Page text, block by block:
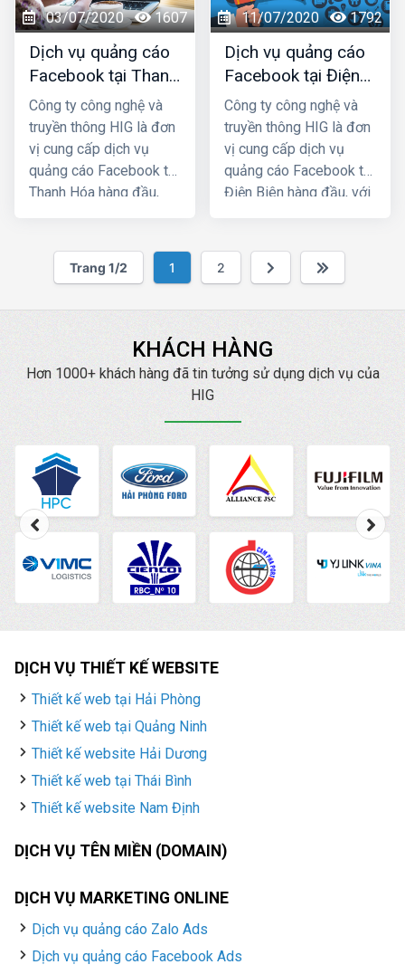
chắc chắn sẽ giúp quý
khách phát triển kinh
doanh nhanh chóng.
chắc chắn sẽ giúp quý
khách phát triển kinh
doanh nhanh chóng.
03/07/2020 1607
Dịch vụ quảng cáo
Facebook tại Thanh
Hóa giá rẻ, uy tín
Công ty công nghệ và
truyền thông HIG là đơn
vị cung cấp dịch vụ
quảng cáo Facebook tại
Thanh Hóa hàng đầu,
cho hàng trăm khách
hàng lớn nhỏ ở Hà
chắn sẽ giúp quý khách
phát triển kinh doanh
11/07/2020 1792
Dịch vụ quảng cáo
Facebook tại Điện
Biên giá rẻ, uy tín
Công ty công nghệ và
truyền thông HIG là đơn
vị cung cấp dịch vụ
quảng cáo Facebook tại
Điện Biên hàng đầu, với
hàng trăm khách hàng
lớn nhỏ ở Hà Nội và các
khách phát triển kinh
doanh nhanh chóng.
Trang 1/2 1 2
KHÁCH HÀNG
Hơn 1000+ khách hàng đã tin tưởng sử dụng dịch vụ của
HIG
DỊCH VỤ THIẾT KẾ WEBSITE
Thiết kế web tại Hải Phòng
Thiết kế web tại Quảng Ninh
Thiết kế website Hải Dương
Thiết kế web tại Thái Bình
Thiết kế website Nam Định
DỊCH VỤ TÊN MIỀN (DOMAIN)
DỊCH VỤ MARKETING ONLINE
Dịch vụ quảng cáo Zalo Ads
Dịch vụ quảng cáo Facebook Ads